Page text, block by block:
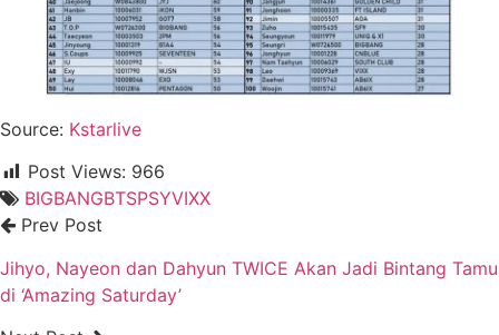
Source: Kstarlive
Post Views: 966
BIGBANGBTSPSYVIXX
Prev Post
Jihyo, Nayeon dan Dahyun TWICE Akan Jadi Bintang Tamu
di ‘Amazing Saturday’